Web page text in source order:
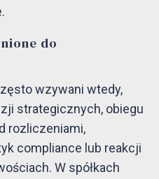
do
wzywani wtedy,
strategicznych, obiegu
rozliczeniami,
compliance lub reakcji
W spółkach